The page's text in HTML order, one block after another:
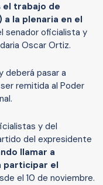
el trabajo de
la plenaria en el
senador oficialista y
Oscar Ortiz.
deberá pasar a
remitida al Poder
y del
del expresidente
llamar a
participar el
el 10 de noviembre.